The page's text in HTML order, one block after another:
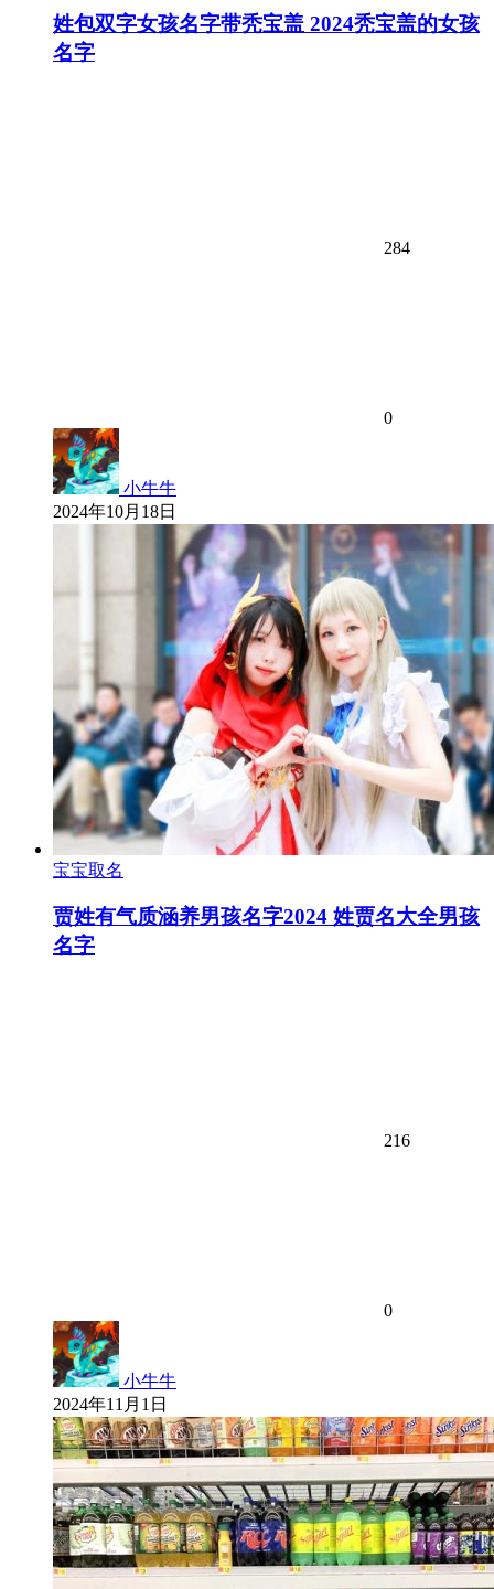
姓包双字女孩名字带秃宝盖 2024秃宝盖的女孩
名字
284
0
小牛牛
2024年10月18日
宝宝取名
贾姓有气质涵养男孩名字2024 姓贾名大全男孩
名字
216
0
小牛牛
2024年11月1日